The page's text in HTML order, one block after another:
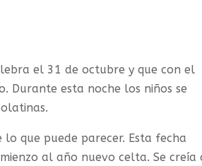
el 31 de octubre y que con el
Durante esta noche los niños se
que puede parecer. Esta fecha
al año nuevo celta. Se creía